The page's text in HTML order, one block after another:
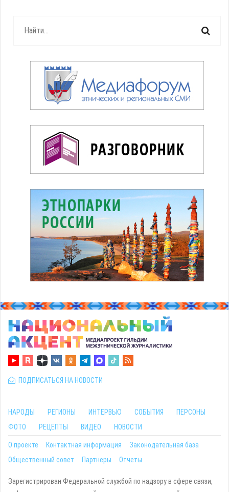
ПОДПИСАТЬСЯ НА НОВОСТИ
НАРОДЫ РЕГИОНЫ ИНТЕРВЬЮ СОБЫТИЯ
ПЕРСОНЫ
ФОТО
РЕЦЕПТЫ ВИДЕО НОВОСТИ
О проекте Контактная информация
Законодательная база
Общественный совет
Партнеры Отчеты
Зарегистрирован Федеральной службой по надзору в сфере связи,